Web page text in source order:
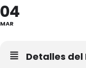
04
MAR
Detalles del